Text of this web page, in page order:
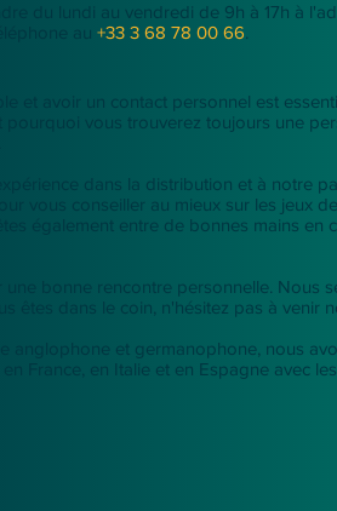
du lundi au vendredi de 9h à 17h à
au+33 3 68 78 00 66
et avoir un contact personnel est
pourquoi vous trouverez toujours une
dans la distribution et à notre
vous conseiller au mieux sur les jeux
également entre de bonnes mains en
une bonne rencontre personnelle. Nous
êtes dans le coin, n'hésitez pas à venir
anglophone et germanophone, nous
en France, en Italie et en Espagne avec